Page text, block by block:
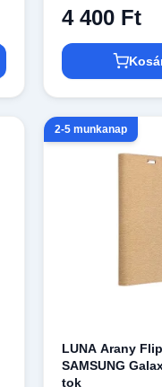
4 400 Ft
2-5 munkanap
LUNA Arany
SAMSUNG
tok